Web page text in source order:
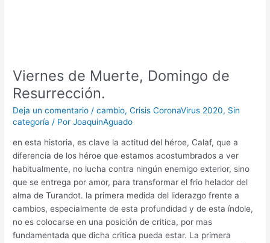
Viernes de Muerte, Domingo de
Resurrección.
Deja un comentario /cambio,Crisis CoronaVirus 2020, Sin
categoría / PorJoaquinAguado
en esta historia, es clave la actitud del héroe, Calaf, que a
diferencia de los héroe que estamos acostumbrados a ver
habitualmente, no lucha contra ningún enemigo exterior, sino
que se entrega por amor, para transformar el frio helador del
alma de Turandot. la primera medida del liderazgo frente a
cambios, especialmente de esta profundidad y de esta índole,
no es colocarse en una posición de critica, por mas
fundamentada que dicha critica pueda estar. La primera
Muerte,
Domingo
de
Resurrección.